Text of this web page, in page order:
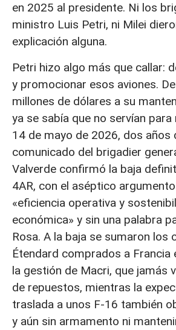
en 2025 al presidente. Ni los
ministro Luis Petri, ni Milei
explicación alguna.
Petri hizo algo más que callar:
y promocionar esos aviones.
millones de dólares a su
ya se sabía que no servían para
14 de mayo de 2026, dos años
comunicado del brigadier
Valverde confirmó la baja
4AR, con el aséptico
«eficiencia operativa y
económica» y sin una palabra
Rosa. A la baja se sumaron los
Étendard comprados a Francia
la gestión de Macri, que jamás
de repuestos, mientras la
traslada a unos F-16 también
y aún sin armamento ni